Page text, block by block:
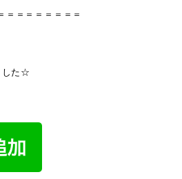
＝＝＝＝＝＝＝＝
した☆